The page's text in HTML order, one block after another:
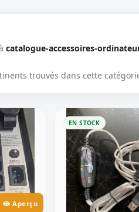
catalogue-accessoires-
trouvés dans cette
Aperçu
EN STOCK